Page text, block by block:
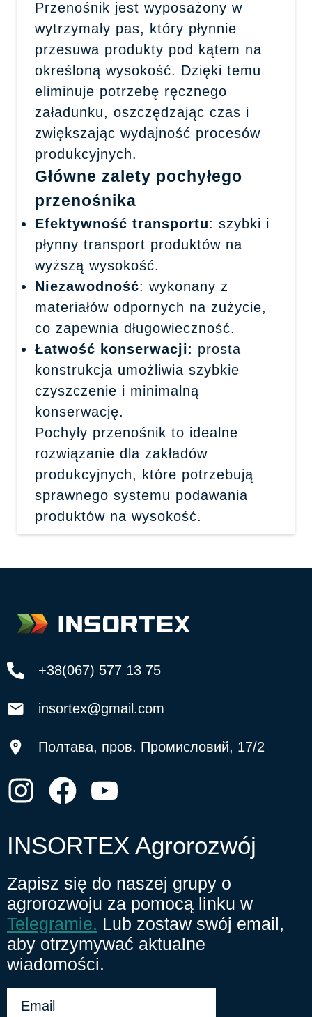
Przenośnik jest wyposażony w
wytrzymały pas, który płynnie
przesuwa produkty pod kątem na
określoną wysokość. Dzięki temu
eliminuje potrzebę ręcznego
załadunku, oszczędzając czas i
zwiększając wydajność procesów
produkcyjnych.
Główne zalety pochyłego
przenośnika
Efektywność transportu: szybki i
płynny transport produktów na
wyższą wysokość.
Niezawodność: wykonany z
materiałów odpornych na zużycie,
co zapewnia długowieczność.
Łatwość konserwacji: prosta
konstrukcja umożliwia szybkie
czyszczenie i minimalną
konserwację.
Pochyły przenośnik to idealne
rozwiązanie dla zakładów
produkcyjnych, które potrzebują
sprawnego systemu podawania
produktów na wysokość.
+38(067) 577 13 75
insortex@gmail.com
Полтава, пров. Промисловий, 17/2
INSORTEX Agrorozwój
Zapisz się do naszej grupy o
agrorozwoju za pomocą linku w
Telegramie. Lub zostaw swój email,
aby otrzymywać aktualne
wiadomości.